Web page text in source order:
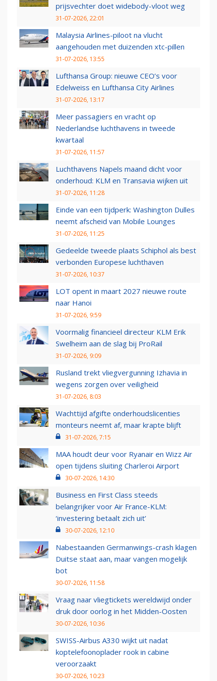
prijsvechter doet widebody-vloot weg
31-07-2026, 22:01
Malaysia Airlines-piloot na vlucht
aangehouden met duizenden xtc-pillen
31-07-2026, 13:55
Lufthansa Group: nieuwe CEO’s voor
Edelweiss en Lufthansa City Airlines
31-07-2026, 13:17
Meer passagiers en vracht op
Nederlandse luchthavens in tweede
kwartaal
31-07-2026, 11:57
Luchthavens Napels maand dicht voor
onderhoud: KLM en Transavia wijken uit
31-07-2026, 11:28
Einde van een tijdperk: Washington Dulles
neemt afscheid van Mobile Lounges
31-07-2026, 11:25
Gedeelde tweede plaats Schiphol als best
verbonden Europese luchthaven
31-07-2026, 10:37
LOT opent in maart 2027 nieuwe route
naar Hanoi
31-07-2026, 9:59
Voormalig financieel directeur KLM Erik
Swelheim aan de slag bij ProRail
31-07-2026, 9:09
Rusland trekt vliegvergunning Izhavia in
wegens zorgen over veiligheid
31-07-2026, 8:03
Wachttijd afgifte onderhoudslicenties
monteurs neemt af, maar krapte blijft
31-07-2026, 7:15
MAA houdt deur voor Ryanair en Wizz Air
open tijdens sluiting Charleroi Airport
30-07-2026, 14:30
Business en First Class steeds
belangrijker voor Air France-KLM:
‘investering betaalt zich uit’
30-07-2026, 12:10
Nabestaanden Germanwings-crash klagen
Duitse staat aan, maar vangen mogelijk
bot
30-07-2026, 11:58
Vraag naar vliegtickets wereldwijd onder
druk door oorlog in het Midden-Oosten
30-07-2026, 10:36
SWISS-Airbus A330 wijkt uit nadat
koptelefoonoplader rook in cabine
veroorzaakt
30-07-2026, 10:23